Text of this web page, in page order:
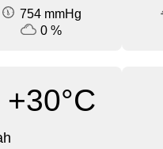
754 mmHg
0 %
+30°C